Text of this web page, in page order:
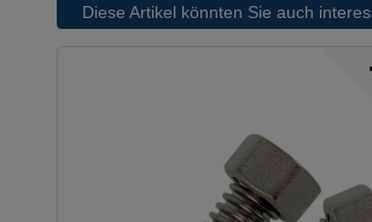
Diese Artikel könnten Sie auch